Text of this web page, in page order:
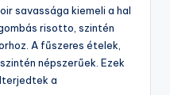
savassága kiemeli a hal
risotto, szintén
A fűszeres ételek,
népszerűek. Ezek
a